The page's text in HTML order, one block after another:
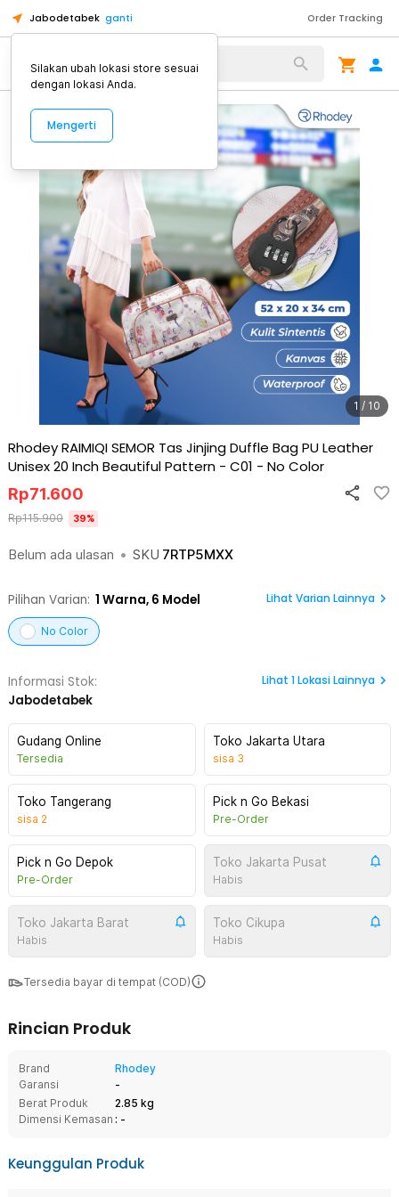
Jabodetabek ganti Order Tracking
Alat Kopi
1 / 10
Rhodey RAIMIQI SEMOR Tas Jinjing Duffle Bag PU Leather
Unisex 20 Inch Beautiful Pattern - C01 - No Color
Belum ada ulasan • SKU 7RTP5MXX
Rp71.600
Rp115.900 39%
Pilihan Varian: 1 Warna, 6 Model Lihat Varian Lainnya
No Color
Informasi Stok:
Jabodetabek
Lihat 1Lokasi Lainnya
Gudang Online
Tersedia
Toko Jakarta Utara
sisa 3
Toko Tangerang
sisa 2
Pick n Go Bekasi
Pre-Order
Pick n Go Depok
Pre-Order
Toko Jakarta Pusat
Habis
Toko Jakarta Barat
Habis
Toko Cikupa
Habis
Tersedia bayar di tempat (COD)
Rincian Produk
Brand
Rhodey
Garansi
-
Berat Produk
2.85 kg
Dimensi Kemasan : -
Keunggulan Produk
Silakan ubah lokasi store sesuai
dengan lokasi Anda.
Mengerti